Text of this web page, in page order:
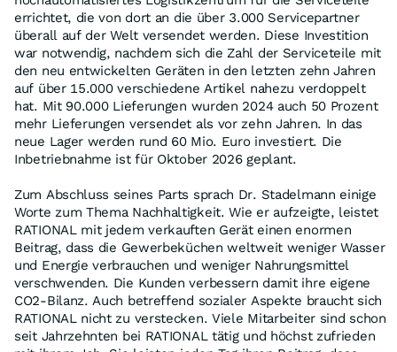
errichtet, die von dort an die über 3.000 Servicepartner
überall auf der Welt versendet werden. Diese Investition
war notwendig, nachdem sich die Zahl der Serviceteile mit
den neu entwickelten Geräten in den letzten zehn Jahren
auf über 15.000 verschiedene Artikel nahezu verdoppelt
hat. Mit 90.000 Lieferungen wurden 2024 auch 50 Prozent
mehr Lieferungen versendet als vor zehn Jahren. In das
neue Lager werden rund 60 Mio. Euro investiert. Die
Inbetriebnahme ist für Oktober 2026 geplant.
Zum Abschluss seines Parts sprach Dr. Stadelmann einige
Worte zum Thema Nachhaltigkeit. Wie er aufzeigte, leistet
RATIONAL mit jedem verkauften Gerät einen enormen
Beitrag, dass die Gewerbeküchen weltweit weniger Wasser
und Energie verbrauchen und weniger Nahrungsmittel
verschwenden. Die Kunden verbessern damit ihre eigene
CO2-Bilanz. Auch betreffend sozialer Aspekte braucht sich
RATIONAL nicht zu verstecken. Viele Mitarbeiter sind schon
seit Jahrzehnten bei RATIONAL tätig und höchst zufrieden